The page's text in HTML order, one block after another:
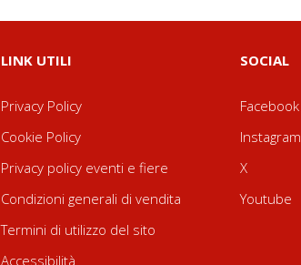
LINK UTILI
Privacy Policy
Cookie Policy
Privacy policy eventi e fiere
Condizioni generali di vendita
Termini di utilizzo del sito
Accessibilità
SOCIAL
Facebook
Instagram
X
Youtube